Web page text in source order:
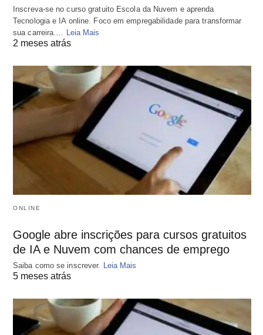
Inscreva-se no curso gratuito Escola da Nuvem e aprenda
Tecnologia e IA online. Foco em empregabilidade para transformar
sua carreira.… Leia Mais
2 meses atrás
ONLINE
Google abre inscrições para cursos gratuitos
de IA e Nuvem com chances de emprego
Saiba como se inscrever. Leia Mais
5 meses atrás